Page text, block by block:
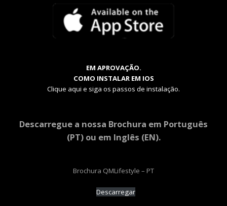
EM APROVAÇÃO.
COMO INSTALAR EM IOS
Clique aqui e siga os passos de instalação.
Descarregue a nossa Brochura em Português
(PT) ou em Inglês (EN).
Brochura QMLifestyle – PT
Descarregar